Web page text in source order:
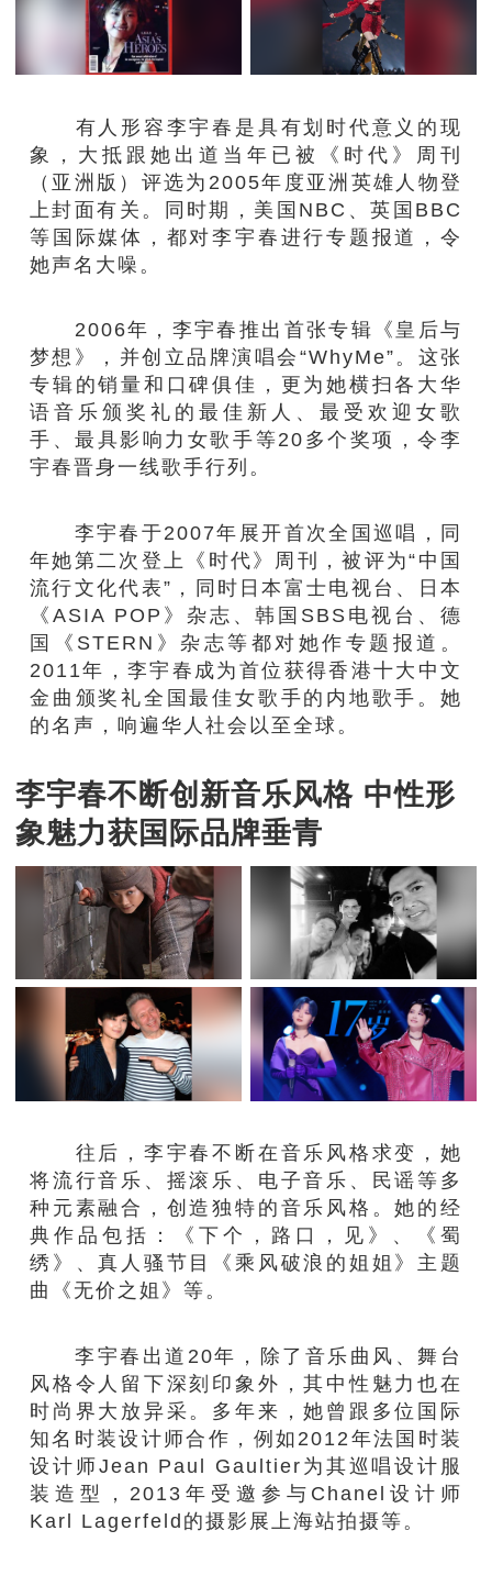
有人形容李宇春是具有划时代意义的现
象，大抵跟她出道当年已被《时代》周刊
（亚洲版）评选为2005年度亚洲英雄人物登
上封面有关。同时期，美国NBC、英国BBC
等国际媒体，都对李宇春进行专题报道，令
她声名大噪。
2006年，李宇春推出首张专辑《皇后与
梦想》，并创立品牌演唱会“WhyMe”。这张
专辑的销量和口碑俱佳，更为她横扫各大华
语音乐颁奖礼的最佳新人、最受欢迎女歌
手、最具影响力女歌手等20多个奖项，令李
宇春晋身一线歌手行列。
李宇春于2007年展开首次全国巡唱，同
年她第二次登上《时代》周刊，被评为“中国
流行文化代表”，同时日本富士电视台、日本
《ASIA POP》杂志、韩国SBS电视台、德
国《STERN》杂志等都对她作专题报道。
2011年，李宇春成为首位获得香港十大中文
金曲颁奖礼全国最佳女歌手的内地歌手。她
的名声，响遍华人社会以至全球。
李宇春不断创新音乐风格 中性形
象魅力获国际品牌垂青
往后，李宇春不断在音乐风格求变，她
将流行音乐、摇滚乐、电子音乐、民谣等多
种元素融合，创造独特的音乐风格。她的经
典作品包括：《下个，路口，见》、《蜀
绣》、真人骚节目《乘风破浪的姐姐》主题
曲《无价之姐》等。
李宇春出道20年，除了音乐曲风、舞台
风格令人留下深刻印象外，其中性魅力也在
时尚界大放异采。多年来，她曾跟多位国际
知名时装设计师合作，例如2012年法国时装
设计师Jean Paul Gaultier为其巡唱设计服
装造型，2013年受邀参与Chanel设计师
Karl Lagerfeld的摄影展上海站拍摄等。